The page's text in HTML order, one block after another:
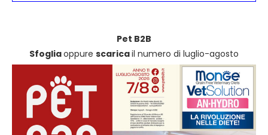
Pet B2B
Sfogliaoppure scaricail numero di luglio-agosto